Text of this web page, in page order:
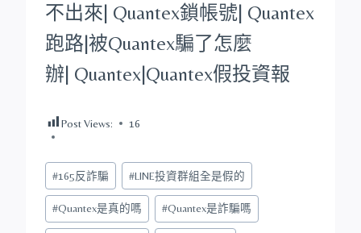
不出來| Quantex鎖帳號| Quantex
跑路|被Quantex騙了怎麼
辦| Quantex|Quantex假投資報
Post Views: 16
Post
Tags:
#165反詐騙 #LINE投資群組全是假的
#Quantex是真的嗎 #Quantex是詐騙嗎